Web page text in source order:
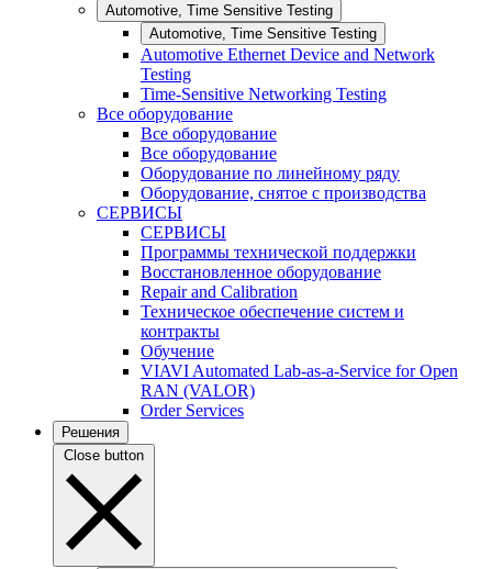
Automotive, Time Sensitive Testing
Automotive, Time Sensitive Testing
Automotive Ethernet Device and Network
Testing
Time-Sensitive Networking Testing
Все оборудование
Все оборудование
Все оборудование
Оборудование по линейному ряду
Оборудование, снятое с производства
СЕРВИСЫ
СЕРВИСЫ
Программы технической поддержки
Восстановленное оборудование
Repair and Calibration
Техническое обеспечение систем и
контракты
Обучение
VIAVI Automated Lab-as-a-Service for Open
RAN (VALOR)
Order Services
Решения
Close button